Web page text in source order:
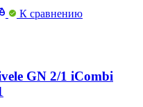
К сравнению
GN 2/1 iCombi